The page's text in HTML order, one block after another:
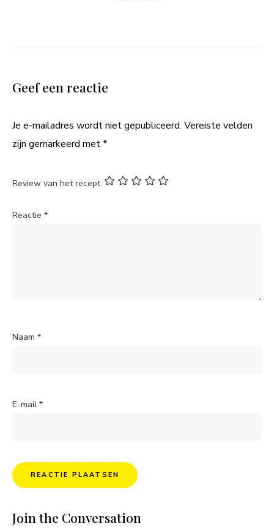
Geef een reactie
Je e-mailadres wordt niet gepubliceerd. Vereiste velden
zijn gemarkeerd met*
Review van het recept
Reactie *
Naam *
E-mail *
Join the Conversation